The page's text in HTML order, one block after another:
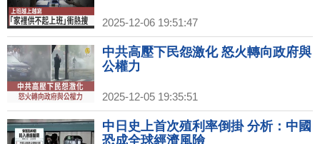
2025-12-06 19:51:47
中共高壓下民怨激化 怒火轉向政府與
公權力
2025-12-05 19:35:51
中日史上首次殖利率倒掛 分析：中國
恐成全球經濟風險